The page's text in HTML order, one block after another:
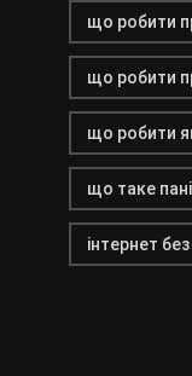
що робити
що робити
що робити
що таке
інтернет